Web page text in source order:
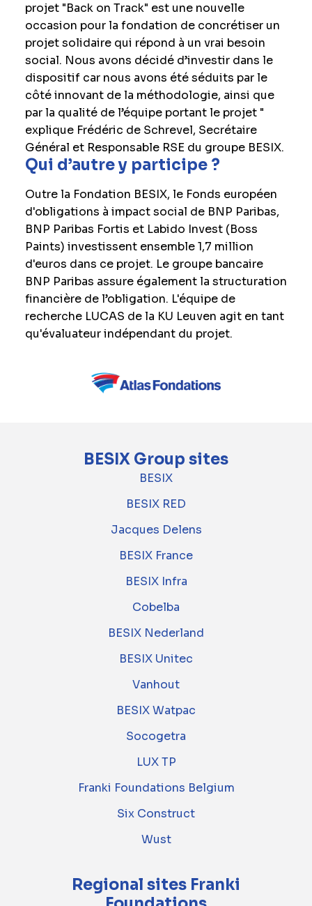
projet "Back on Track" est une nouvelle
occasion pour la fondation de concrétiser un
projet solidaire qui répond à un vrai besoin
social. Nous avons décidé d’investir dans le
dispositif car nous avons été séduits par le
côté innovant de la méthodologie, ainsi que
par la qualité de l’équipe portant le projet "
explique Frédéric de Schrevel, Secrétaire
Général et Responsable RSE du groupe BESIX.
Qui d’autre y participe ?
Outre la Fondation BESIX, le Fonds européen
d'obligations à impact social de BNP Paribas,
BNP Paribas Fortis et Labido Invest (Boss
Paints) investissent ensemble 1,7 million
d'euros dans ce projet. Le groupe bancaire
BNP Paribas assure également la structuration
financière de l’obligation. L'équipe de
recherche LUCAS de la KU Leuven agit en tant
qu'évaluateur indépendant du projet.
BESIX Group sites
BESIX
BESIX RED
Jacques Delens
BESIX France
BESIX Infra
Cobelba
BESIX Nederland
BESIX Unitec
Vanhout
BESIX Watpac
Socogetra
LUX TP
Franki Foundations Belgium
Six Construct
Wust
Regional sites Franki